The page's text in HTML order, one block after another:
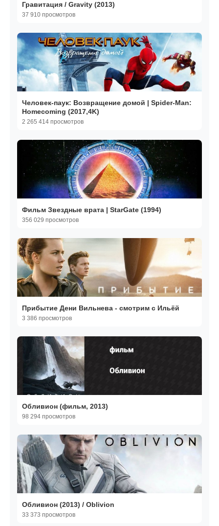
Гравитация / Gravity (2013)
37 910 просмотров
Человек-паук: Возвращение домой | Spider-Man:
Homecoming (2017,4K)
2 265 414 просмотров
Фильм Звездные врата | StarGate (1994)
356 029 просмотров
Прибытие Дени Вильнева - смотрим с Ильёй
3 386 просмотров
Обливион (фильм, 2013)
98 294 просмотров
Обливион (2013) / Oblivion
33 373 просмотров